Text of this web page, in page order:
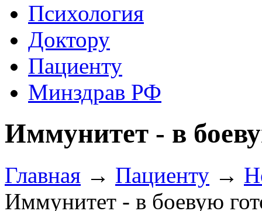
Психология
Доктору
Пациенту
Минздрав РФ
Иммунитет - в
Главная → Пациенту →
Иммунитет - в боевую